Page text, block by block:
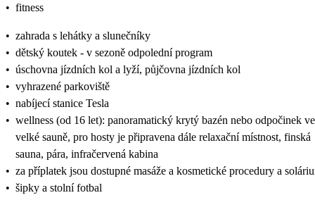
• fitness
• zahrada s lehátky a slunečníky
• dětský koutek - v sezoně odpolední program
• úschovna jízdních kol a lyží, půjčovna jízdních kol
• vyhrazené parkoviště
• nabíjecí stanice Tesla
• wellness (od 16 let): panoramatický krytý bazén nebo odpočinek ve
velké sauně, pro hosty je připravena dále relaxační místnost, finská
sauna, pára, infračervená kabina
• za příplatek jsou dostupné masáže a kosmetické procedury a
• šipky a stolní fotbal